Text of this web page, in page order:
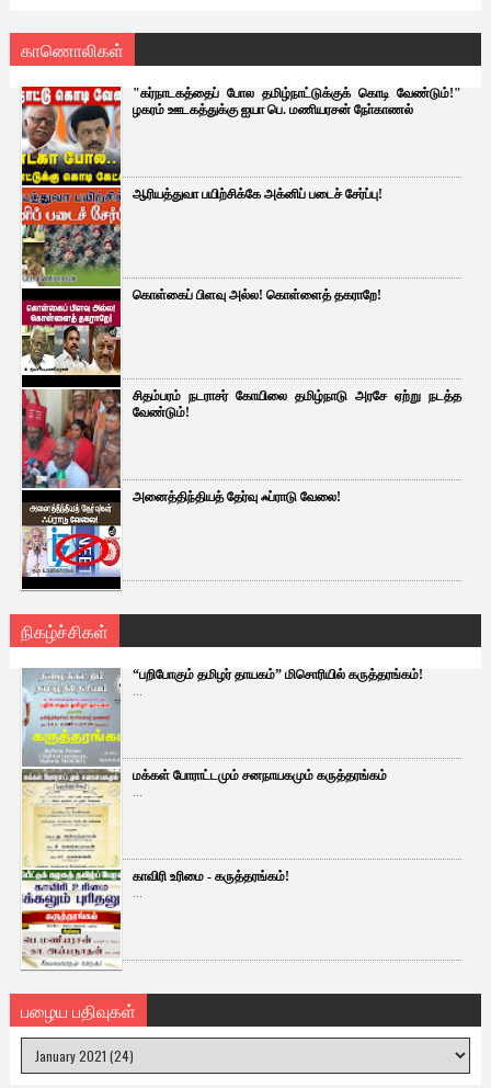
காணொலிகள்
"கர்நாடகத்தைப் போல தமிழ்நாட்டுக்குக் கொடி வேண்டும்!"
ழகரம் ஊடகத்துக்கு ஐயா பெ. மணியரசன் நோ்காணல்
ஆரியத்துவா பயிற்சிக்கே அக்னிப் படைச் சேர்ப்பு!
கொள்கைப் பிளவு அல்ல! கொள்ளைத் தகராறே!
சிதம்பரம் நடராசர் கோயிலை தமிழ்நாடு அரசே ஏற்று நடத்த
வேண்டும்!
அனைத்திந்தியத் தேர்வு ஃப்ராடு வேலை!
நிகழ்ச்சிகள்
“பறிபோகும் தமிழர் தாயகம்” மிசொரியில் கருத்தரங்கம்!
...
மக்கள் போராட்டமும் சனநாயகமும் கருத்தரங்கம்
...
காவிரி உரிமை - கருத்தரங்கம்!
...
பழைய பதிவுகள்